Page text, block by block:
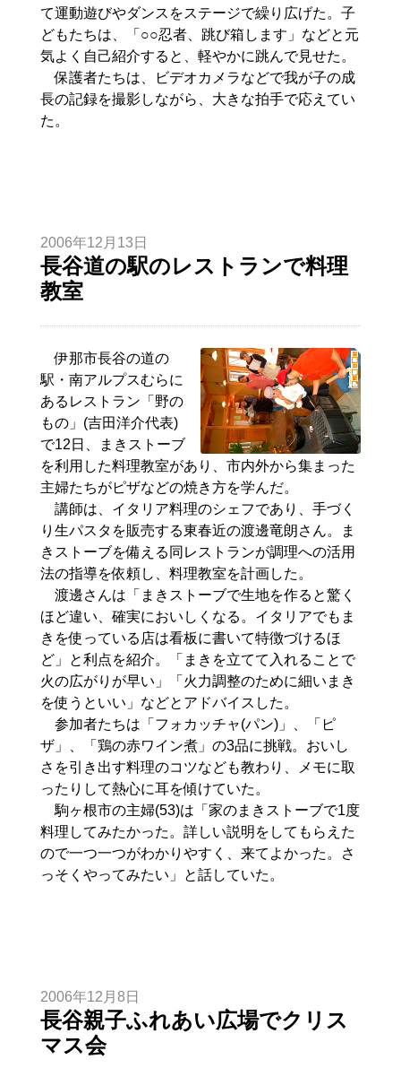
て運動遊びやダンスをステージで繰り広げた。子
どもたちは、「○○忍者、跳び箱します」などと元
気よく自己紹介すると、軽やかに跳んで見せた。
保護者たちは、ビデオカメラなどで我が子の成
長の記録を撮影しながら、大きな拍手で応えてい
た。
2006年12月13日
長谷道の駅のレストランで料理
教室
伊那市長谷の道の
駅・南アルプスむらに
あるレストラン「野の
もの」(吉田洋介代表)
で12日、まきストーブ
を利用した料理教室があり、市内外から集まった
主婦たちがピザなどの焼き方を学んだ。
講師は、イタリア料理のシェフであり、手づく
り生パスタを販売する東春近の渡邊竜朗さん。ま
きストーブを備える同レストランが調理への活用
法の指導を依頼し、料理教室を計画した。
渡邊さんは「まきストーブで生地を作ると驚く
ほど違い、確実においしくなる。イタリアでもま
きを使っている店は看板に書いて特徴づけるほ
ど」と利点を紹介。「まきを立てて入れることで
火の広がりが早い」「火力調整のために細いまき
を使うといい」などとアドバイスした。
参加者たちは「フォカッチャ(パン)」、「ピ
ザ」、「鶏の赤ワイン煮」の3品に挑戦。おいし
さを引き出す料理のコツなども教わり、メモに取
ったりして熱心に耳を傾けていた。
駒ヶ根市の主婦(53)は「家のまきストーブで1度
料理してみたかった。詳しい説明をしてもらえた
ので一つ一つがわかりやすく、来てよかった。さ
っそくやってみたい」と話していた。
2006年12月8日
長谷親子ふれあい広場でクリス
マス会